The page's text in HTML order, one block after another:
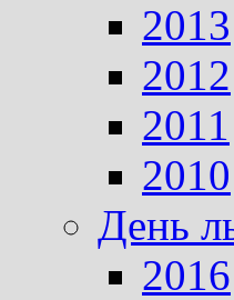
2013
2012
2011
2010
День
2016